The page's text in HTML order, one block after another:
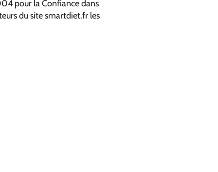
pour la Confiance dans
du site smartdiet.fr les